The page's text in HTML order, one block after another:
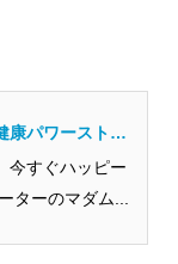
康パワーストー
！
今すぐハッピー
ターのマダム...